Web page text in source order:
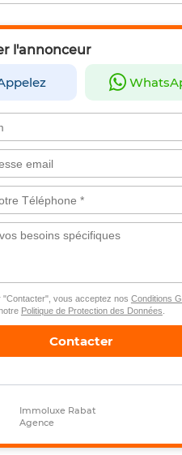
l'annonceur
"Contacter", vous acceptez nos Conditions
Politique de Protection des Données
Contacter
Immoluxe Rabat
Agence